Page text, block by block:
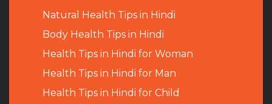
Natural Health Tips in Hindi
Body Health Tips in Hindi
Health Tips in Hindi for Woman
Health Tips in Hindi for Man
Health Tips in Hindi for Child